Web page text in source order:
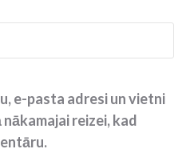
e-pasta adresi un vietni
reizei, kad